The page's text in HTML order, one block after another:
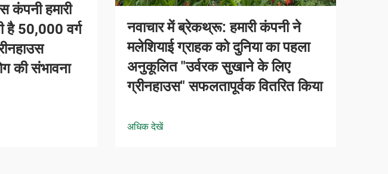
कंपनी हमारी
है 50,000 वर्ग
की संभावना
नवाचार में ब्रेकथ्रू: हमारी कंपनी ने
मलेशियाई ग्राहक को दुनिया का पहला
अनुकूलित "उर्वरक सुखाने के लिए
ग्रीनहाउस" सफलतापूर्वक वितरित किया
अधिक देखें